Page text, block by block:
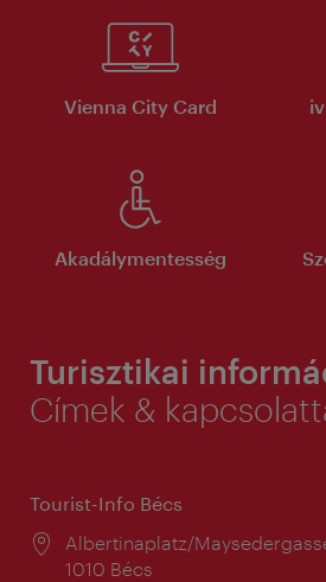
Vienna City Card
Akadálymentesség
Turisztikai
Címek &
Tourist-Info Bécs
Helyszín:
Albertinaplatz/
1010 Bécs